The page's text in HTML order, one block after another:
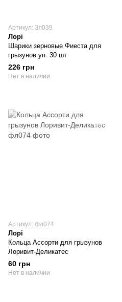
Артикул: Зл039
Лорі
Шарики зерновые Фиеста для
грызунов уп. 30 шт
226 грн
Нет в наличии
Артикул: фл074
Лорі
Кольца Ассорти для грызунов
Лоривит-Деликатес
60 грн
Нет в наличии